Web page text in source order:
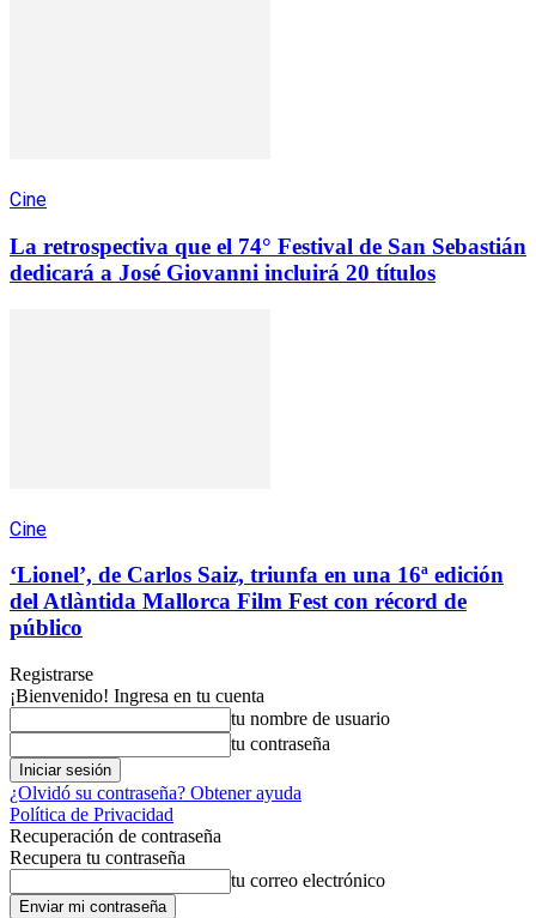
Cine
La retrospectiva que el 74° Festival de San Sebastián
dedicará a José Giovanni incluirá 20 títulos
Cine
‘Lionel’, de Carlos Saiz, triunfa en una 16ª edición
del Atlàntida Mallorca Film Fest con récord de
público
Registrarse
¡Bienvenido! Ingresa en tu cuenta
tu nombre de usuario
tu contraseña
¿Olvidó su contraseña? Obtener ayuda
Política de Privacidad
Recuperación de contraseña
Recupera tu contraseña
tu correo electrónico